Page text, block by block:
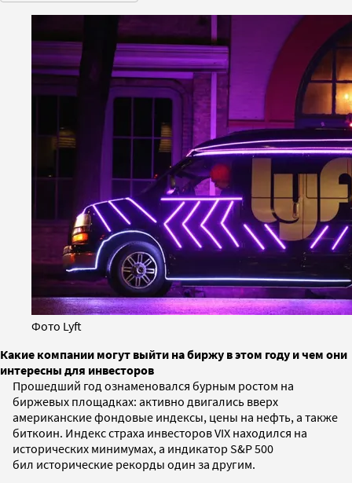
Фото Lyft
Какие компании могут выйти на биржу в этом году и чем они
интересны для инвесторов
Прошедший год ознаменовался бурным ростом на
биржевых площадках: активно двигались вверх
американские фондовые индексы, цены на нефть, а также
биткоин. Индекс страха инвесторов VIX находился на
исторических минимумах, а индикатор S&P 500
бил исторические рекорды один за другим.